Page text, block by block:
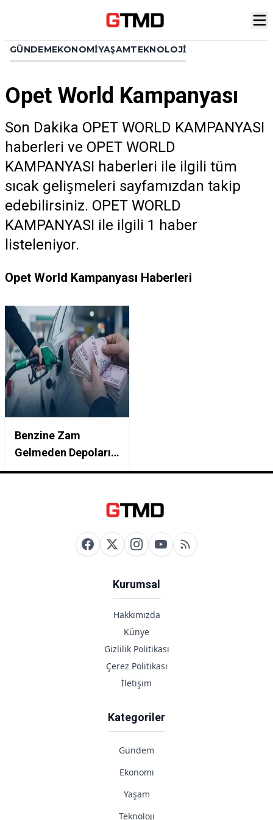
GÜNDEMEKONOMIYAŞAMTEKNOLOJI
Opet World Kampanyası
Son Dakika OPET WORLD KAMPANYASI
haberleri ve OPET WORLD
KAMPANYASI haberleri ile ilgili tüm
sıcak gelişmeleri sayfamızdan takip
edebilirsiniz. OPET WORLD
KAMPANYASI ile ilgili 1 haber
listeleniyor.
Opet World Kampanyası Haberleri
Benzine Zam
Gelmeden Depoları
Fulleyin: Akaryakıt
Geçerli 500 TL Puan
Kampanya Kodları
Kurumsal
Hakkımızda
Künye
Gizlilik Politikası
Çerez Politikası
İletişim
Kategoriler
Gündem
Ekonomi
Yaşam
Teknoloji